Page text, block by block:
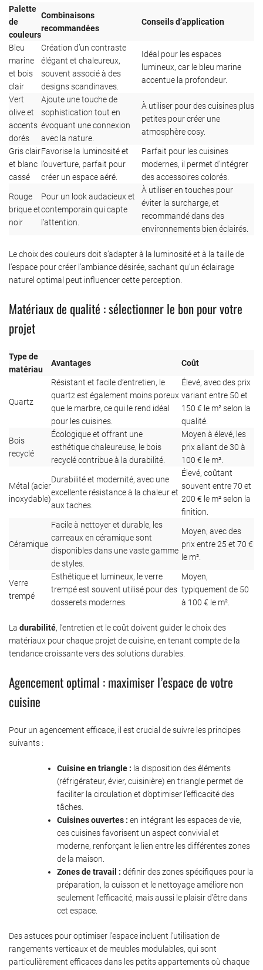
Palette
de
couleurs
Combinaisons
recommandées
Conseils d’application
Bleu
marine
et bois
clair
Création d’un contraste
élégant et chaleureux,
souvent associé à des
designs scandinaves.
Idéal pour les espaces
lumineux, car le bleu marine
accentue la profondeur.
Vert
olive et
accents
dorés
Ajoute une touche de
sophistication tout en
évoquant une connexion
avec la nature.
À utiliser pour des cuisines plus
petites pour créer une
atmosphère cosy.
Gris clair
et blanc
cassé
Favorise la luminosité et
l’ouverture, parfait pour
créer un espace aéré.
Parfait pour les cuisines
modernes, il permet d’intégrer
des accessoires colorés.
Rouge
brique et
noir
Pour un look audacieux et
contemporain qui capte
l’attention.
À utiliser en touches pour
éviter la surcharge, et
recommandé dans des
environnements bien éclairés.
Le choix des couleurs doit s’adapter à la luminosité et à la taille de
l’espace pour créer l’ambiance désirée, sachant qu’un éclairage
naturel optimal peut influencer cette perception.
Matériaux de qualité : sélectionner le bon pour votre
projet
Type de
matériau
Avantages Coût
Quartz
Résistant et facile d’entretien, le
quartz est également moins poreux
que le marbre, ce qui le rend idéal
pour les cuisines.
Élevé, avec des prix
variant entre 50 et
150 € le m² selon la
qualité.
Bois
recyclé
Écologique et offrant une
esthétique chaleureuse, le bois
recyclé contribue à la durabilité.
Moyen à élevé, les
prix allant de 30 à
100 € le m².
Métal (acier
inoxydable)
Durabilité et modernité, avec une
excellente résistance à la chaleur et
aux taches.
Élevé, coûtant
souvent entre 70 et
200 € le m² selon la
finition.
Céramique
Facile à nettoyer et durable, les
carreaux en céramique sont
disponibles dans une vaste gamme
de styles.
Moyen, avec des
prix entre 25 et 70 €
le m².
Verre
trempé
Esthétique et lumineux, le verre
trempé est souvent utilisé pour des
dosserets modernes.
Moyen,
typiquement de 50
à 100 € le m².
La durabilité, l’entretien et le coût doivent guider le choix des
matériaux pour chaque projet de cuisine, en tenant compte de la
tendance croissante vers des solutions durables.
Agencement optimal : maximiser l’espace de votre
cuisine
Pour un agencement efficace, il est crucial de suivre les principes
suivants :
Cuisine en triangle : la disposition des éléments
(réfrigérateur, évier, cuisinière) en triangle permet de
faciliter la circulation et d’optimiser l’efficacité des
tâches.
Cuisines ouvertes : en intégrant les espaces de vie,
ces cuisines favorisent un aspect convivial et
moderne, renforçant le lien entre les différentes zones
de la maison.
Zones de travail : définir des zones spécifiques pour la
préparation, la cuisson et le nettoyage améliore non
seulement l’efficacité, mais aussi le plaisir d’être dans
cet espace.
Des astuces pour optimiser l’espace incluent l’utilisation de
rangements verticaux et de meubles modulables, qui sont
particulièrement efficaces dans les petits appartements où chaque